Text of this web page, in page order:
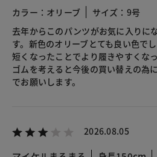
カラー：オリーブ
サイズ：9号
去年からこのパンツがお気に入りに
す。新色のオリーブとても良い色で
短くなったことでより履きやすくな
ゴムを考えると今後の買い替えの為
でお願いします。
2026.08.05